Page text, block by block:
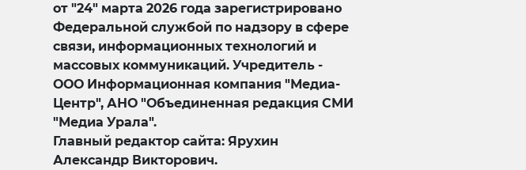
от "24" марта 2026 года зарегистрировано
Федеральной службой по надзору в сфере
связи, информационных технологий и
массовых коммуникаций. Учредитель -
ООО Информационная компания "Медиа-
Центр", АНО "Объединенная редакция СМИ
"Медиа Урала".
Главный редактор сайта: Ярухин
Александр Викторович.